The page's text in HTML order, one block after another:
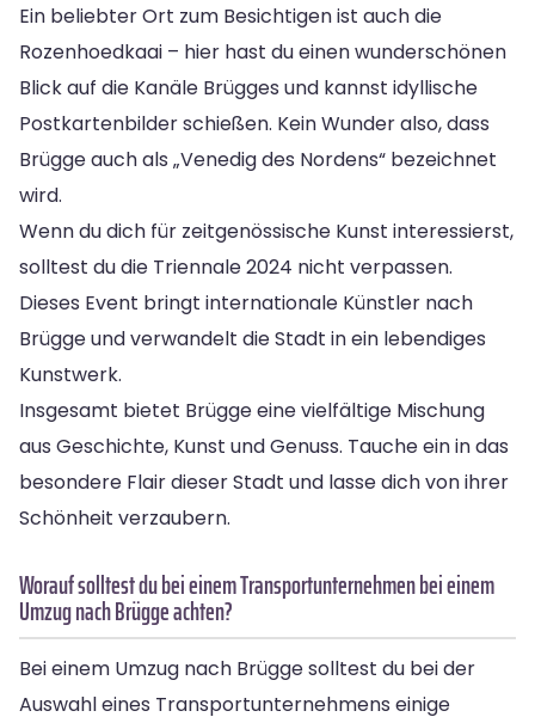
Ein beliebter Ort zum Besichtigen ist auch die
Rozenhoedkaai – hier hast du einen wunderschönen
Blick auf die Kanäle Brügges und kannst idyllische
Postkartenbilder schießen. Kein Wunder also, dass
Brügge auch als „Venedig des Nordens“ bezeichnet
wird.
Wenn du dich für zeitgenössische Kunst interessierst,
solltest du die Triennale 2024 nicht verpassen.
Dieses Event bringt internationale Künstler nach
Brügge und verwandelt die Stadt in ein lebendiges
Kunstwerk.
Insgesamt bietet Brügge eine vielfältige Mischung
aus Geschichte, Kunst und Genuss. Tauche ein in das
besondere Flair dieser Stadt und lasse dich von ihrer
Schönheit verzaubern.
Worauf solltest du bei einem Transportunternehmen bei einem
Umzug nach Brügge achten?
Bei einem Umzug nach Brügge solltest du bei der
Auswahl eines Transportunternehmens einige